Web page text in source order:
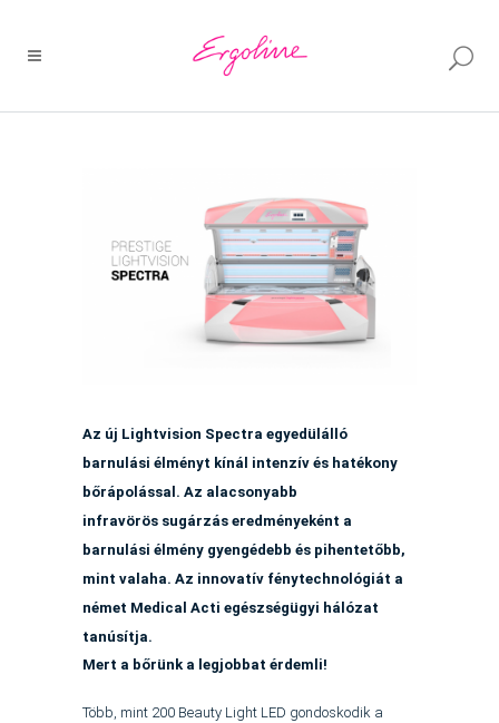
Az új Lightvision Spectra egyedülálló
barnulási élményt kínál intenzív és hatékony
bőrápolással. Az alacsonyabb
infravörös sugárzás eredményeként a
barnulási élmény gyengédebb és pihentetőbb,
mint valaha. Az innovatív fénytechnológiát a
német Medical Acti egészségügyi hálózat
tanúsítja.
Mert a bőrünk a legjobbat érdemli!
Több, mint 200 Beauty Light LED gondoskodik a